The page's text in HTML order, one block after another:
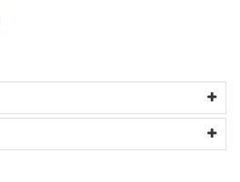
CLASICAS – 2 NIVELES